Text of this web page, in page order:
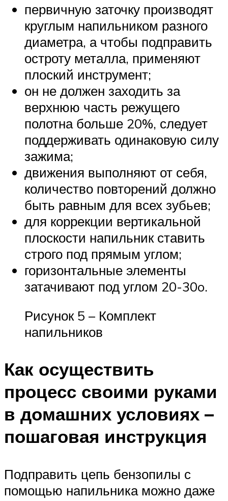
первичную заточку производят
круглым напильником разного
диаметра, а чтобы подправить
остроту металла, применяют
плоский инструмент;
он не должен заходить за
верхнюю часть режущего
полотна больше 20%, следует
поддерживать одинаковую силу
зажима;
движения выполняют от себя,
количество повторений должно
быть равным для всех зубьев;
для коррекции вертикальной
плоскости напильник ставить
строго под прямым углом;
горизонтальные элементы
затачивают под углом 20-30o.
Рисунок 5 – Комплект
напильников
Как осуществить
процесс своими руками
в домашних условиях –
пошаговая инструкция
Подправить цепь бензопилы с
помощью напильника можно даже